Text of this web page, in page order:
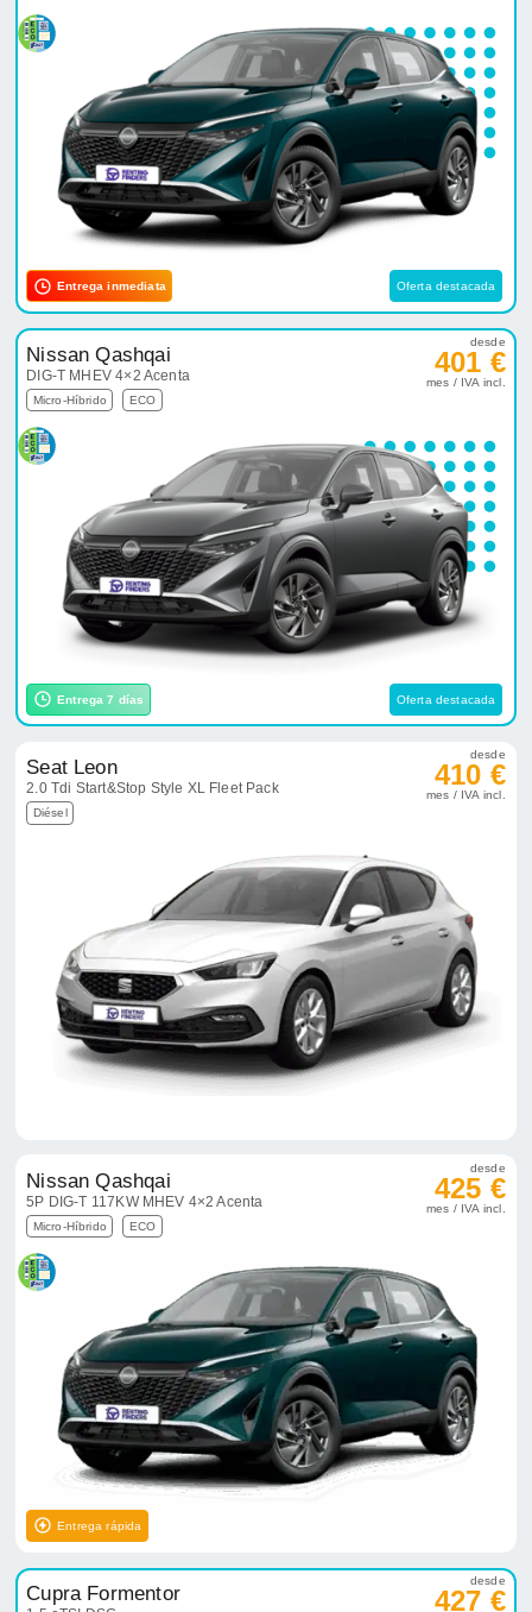
Entrega inmediata Oferta destacada
Nissan Qashqai
DIG-T MHEV 4×2 Acenta
Micro-Híbrido ECO
desde
401 €
mes / IVA incl.
Entrega 7 días Oferta destacada
Seat Leon
2.0 Tdi Start&Stop Style XL Fleet Pack
Diésel
desde
410 €
mes / IVA incl.
Nissan Qashqai
5P DIG-T 117KW MHEV 4×2 Acenta
Micro-Híbrido ECO
desde
425 €
mes / IVA incl.
Entrega rápida
Cupra Formentor
desde
427 €